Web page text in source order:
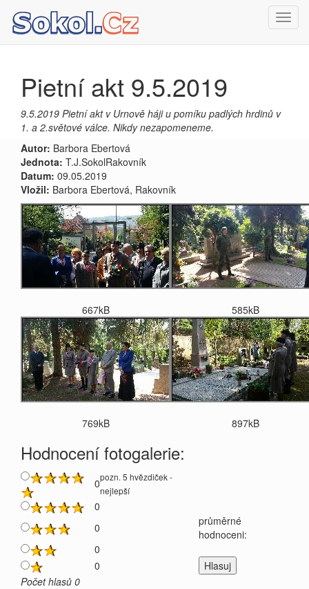
Pietní akt 9.5.2019
9.5.2019 Pietní akt v Urnově háji u pomíku padlých hrdinů v
1. a 2.světové válce. Nikdy nezapomeneme.
Autor: Barbora Ebertová
Jednota: T.J.SokolRakovník
Datum: 09.05.2019
Vložil: Barbora Ebertová, Rakovník
667kB 585kB
769kB 897kB
Hodnocení fotogalerie:
0pozn. 5 hvězdiček -
nejlepší
0
0
průměrné
hodnoceni:
0
0
Počet hlasů 0